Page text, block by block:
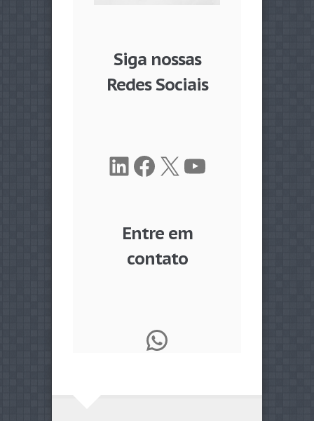
Siga nossas
Redes Sociais
LinkedIn
Facebook
X Youtube
Entre em
contato
WhatsApp